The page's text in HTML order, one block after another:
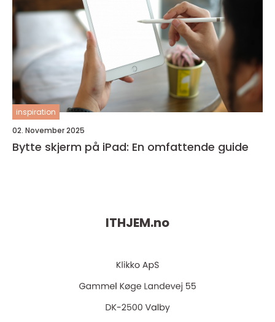
inspiration
02. November 2025
Bytte skjerm på iPad: En omfattende guide
ITHJEM.no